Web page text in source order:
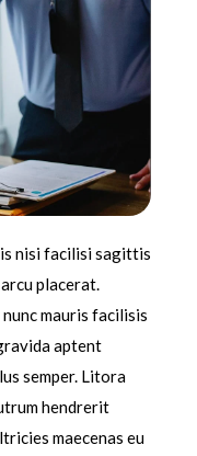
nisi facilisi sagittis
placerat.
mauris facilisis
aptent
semper. Litora
hendrerit
maecenas eu